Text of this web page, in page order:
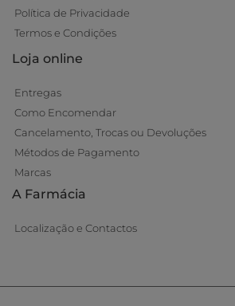
Política de Privacidade
Termos e Condições
Loja online
Entregas
Como Encomendar
Cancelamento, Trocas ou Devoluções
Métodos de Pagamento
Marcas
A Farmácia
Localização e Contactos